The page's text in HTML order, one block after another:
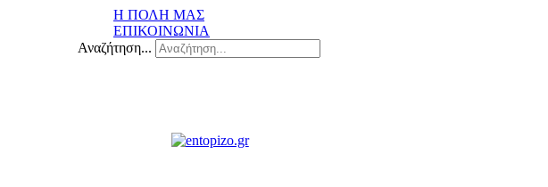
Η ΠΟΛΗ ΜΑΣ
ΕΠΙΚΟΙΝΩΝΙΑ
Αναζήτηση...